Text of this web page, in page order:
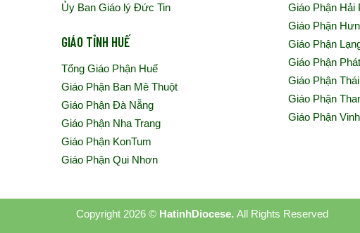
Ủy Ban Giáo lý Đức Tin
GIÁO TỈNH HUẾ
Tổng Giáo Phận Huế
Giáo Phận Ban Mê Thuột
Giáo Phận Đà Nẵng
Giáo Phận Nha Trang
Giáo Phận KonTum
Giáo Phận Qui Nhơn
Giáo Phận Hải
Giáo Phận
Giáo Phận
Giáo Phận
Giáo Phận
Giáo Phận
Giáo Phận Vinh
Copyright 2026 © HatinhDiocese. All Rights Reserved